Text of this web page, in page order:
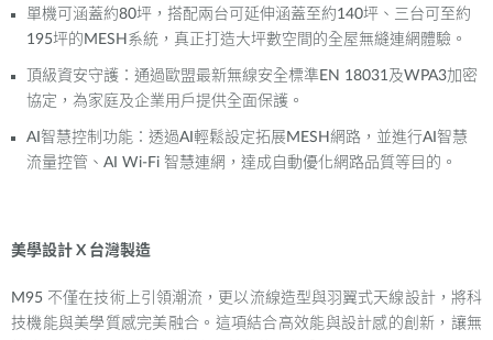
單機可涵蓋約80坪，搭配兩台可延伸涵蓋至約140坪、三台可至約
195坪的 MESH 系統，真正打造大坪數空間的全屋無縫連網體驗。
頂級資安守護：通過歐盟最新無線安全標準EN 18031及WPA3加密
協定，為家庭及企業用戶提供全面保護。
AI 智慧控制功能：透過AI 輕鬆設定拓展MESH 網路，並進行AI 智慧
流量控管、 AI Wi-Fi 智慧連網，達成自動優化網路品質等目的。
美學設計 X 台灣製造
M95 不僅在技術上引領潮流，更以流線造型與羽翼式天線設計，將科
技機能與美學質感完美融合。這項結合高效能與設計感的創新，讓無